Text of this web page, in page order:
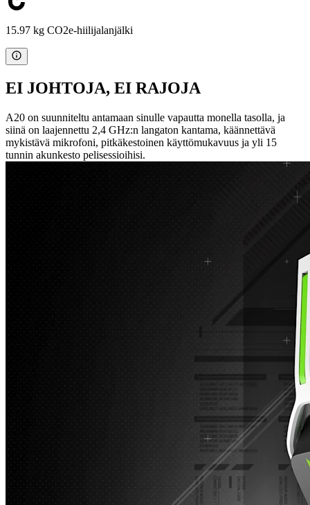
15.97 kg CO2e-hiilijalanjälki
EI JOHTOJA, EI RAJOJA
A20 on suunniteltu antamaan sinulle vapautta monella tasolla, ja
siinä on laajennettu 2,4 GHz:n langaton kantama, käännettävä
mykistävä mikrofoni, pitkäkestoinen käyttömukavuus ja yli 15
tunnin akunkesto pelisessioihisi.